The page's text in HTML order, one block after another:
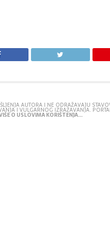
AUTORA I NE ODRAŽAVAJU
I VULGARNOG IZRAŽAVANJA.
O USLOVIMA KORIŠTENJA...